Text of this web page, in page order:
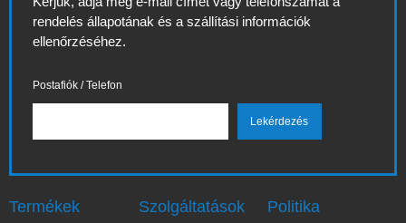
rendelés állapotának és a szállítási információk
ellenőrzéséhez.
Postafiók / Telefon
Termékek Szolgáltatások Politika